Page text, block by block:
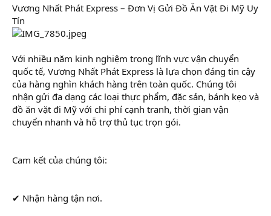
Vương Nhất Phát Express – Đơn Vị Gửi Đồ Ăn Vặt Đi Mỹ Uy
Tín
Với nhiều năm kinh nghiệm trong lĩnh vực vận chuyển
quốc tế, Vương Nhất Phát Express là lựa chọn đáng tin cậy
của hàng nghìn khách hàng trên toàn quốc. Chúng tôi
nhận gửi đa dạng các loại thực phẩm, đặc sản, bánh kẹo và
đồ ăn vặt đi Mỹ với chi phí cạnh tranh, thời gian vận
chuyển nhanh và hỗ trợ thủ tục trọn gói.
Cam kết của chúng tôi:
✔ Nhận hàng tận nơi.